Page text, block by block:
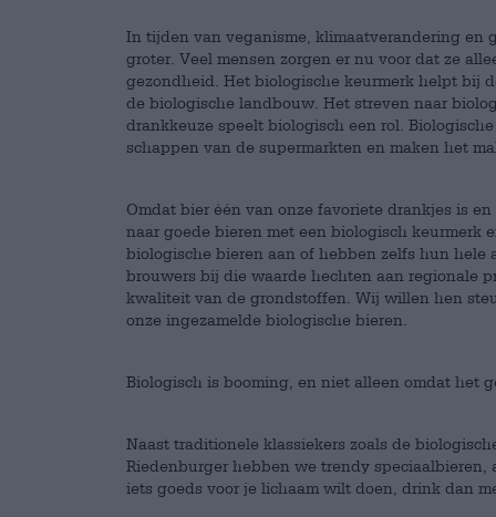
In tijden van veganisme, klimaatverandering en
groter. Veel mensen zorgen er nu voor dat ze
gezondheid. Het biologische keurmerk helpt bij
de biologische landbouw. Het streven naar
drankkeuze speelt biologisch een rol.
schappen van de supermarkten en maken het
Omdat bier één van onze favoriete drankjes is
naar goede bieren met een biologisch
biologische bieren aan of hebben zelfs hun hele
brouwers bij die waarde hechten aan regionale
kwaliteit van de grondstoffen. Wij willen hen
onze ingezamelde biologische bieren.
Biologisch is booming, en niet alleen omdat het
Naast traditionele klassiekers zoals de
Riedenburger hebben we trendy
iets goeds voor je lichaam wilt doen, drink dan